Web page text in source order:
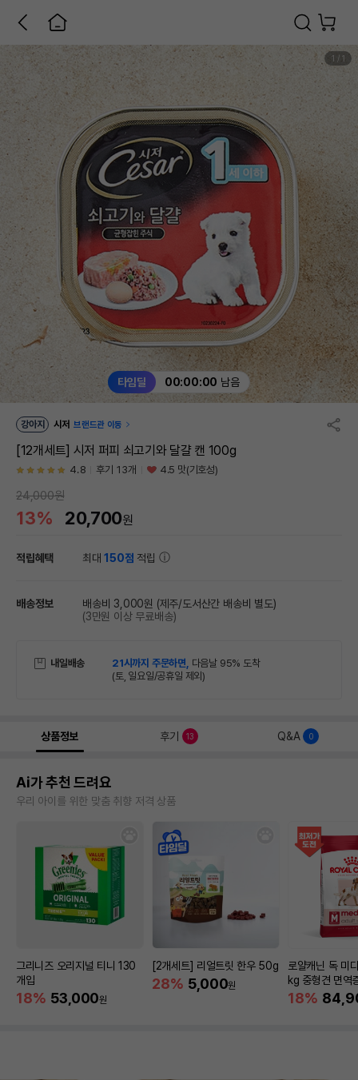
타임딜 00:00:00 남음
1 / 1
강아지 시저 브랜드관 이동
[12개세트] 시저 퍼피 쇠고기와 달걀 캔 100g
4.8 후기 13개 4.5 맛(기호성)
24,000원
13% 20,700원
적립혜택 최대150점 적립
배송정보 배송비 3,000원 (제주/도서산간 배송비 별도)
(3만원 이상 무료배송)
내일배송 21시까지 주문하면, 다음날 95% 도착
(토, 일요일/공휴일 제외)
상품정보 후기 13 Q&A 0
Ai가 추천 드려요
우리 아이를 위한 맞춤 취향 저격 상품
그리니즈 오리지널 티니 130
개입
18% 53,000원
[2개세트] 리얼트릿 한우 50g
28% 5,000원
로얄캐닌 독 미
kg 중형견 면역
18%